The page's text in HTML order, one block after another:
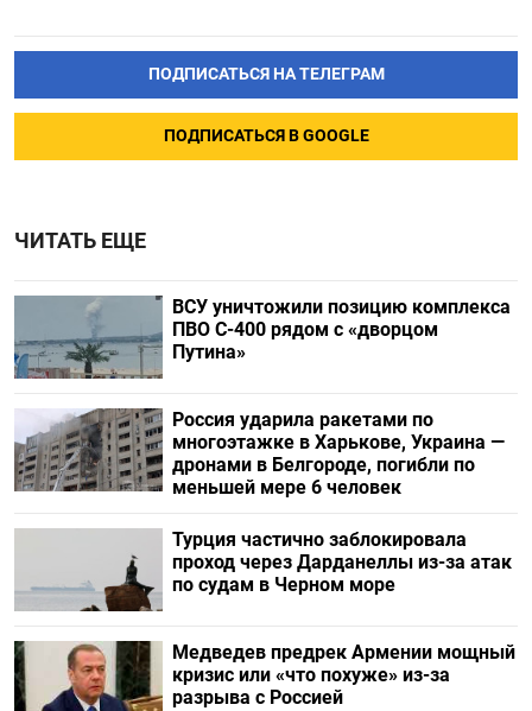
ПОДПИСАТЬСЯ НА ТЕЛЕГРАМ
ПОДПИСАТЬСЯ В GOOGLE
ЧИТАТЬ ЕЩЕ
ВСУ уничтожили позицию комплекса
ПВО С-400 рядом с «дворцом
Путина»
Россия ударила ракетами по
многоэтажке в Харькове, Украина —
дронами в Белгороде, погибли по
меньшей мере 6 человек
Турция частично заблокировала
проход через Дарданеллы из-за атак
по судам в Черном море
Медведев предрек Армении мощный
кризис или «что похуже» из-за
разрыва с Россией